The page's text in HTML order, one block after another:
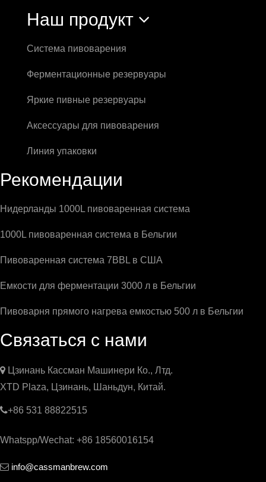
Наш продукт
Система пивоварения
Ферментационные резервуары
Яркие пивные резервуары
Аксессуары для пивоварения
Линия упаковки
Рекомендации
Нидерланды 1000L пивоваренная система
1000L пивоваренная система в Бельгии
Пивоваренная система 7BBL в США
Емкости для ферментации 3000 л в Бельгии
Пивоварня прямого нагрева емкостью 500 л в Бельгии
Связаться с нами
 Цзинань Кассман Машинери Ко., Лтд.
XTD Plaza, Цзинань, Шаньдун, Китай.
+86 531 88822515
Whatspp/Wechat: +86 18560016154
 info@cassmanbrew.com